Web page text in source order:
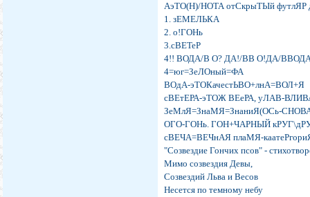
АэТО(Н)/НОТА отСкрыТЫй
1. зЕМЕЛЬКА
2. о!ГОНь
3.сВЕТеР
4!! ВОДА/В О? ДА!/ВВ О!ДА/
4=юг=ЗеЛОный=ФА
ВОдА-эТОКачестЬВО+лнА=ВОЛ+Я
сВЕтЕРА-эТОЖ ВЕеРА, уЛАВ-
ЗеМлЯ=ЗнаМЯ=ЗнаниЯ(ОСь-
ОГО-ГОНь. ГОН+ЧАРНЫЙ
сВЕЧА=ВЕЧнАЯ плаМЯ-
"Созвездие Гончих псов" -
Мимо созвездия Девы,
Созвездий Льва и Весов
Несется по темному небу